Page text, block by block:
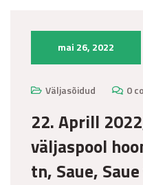
mai 26, 2022
Väljasõidud 0
22. Aprill
väljaspool
tn, Saue,